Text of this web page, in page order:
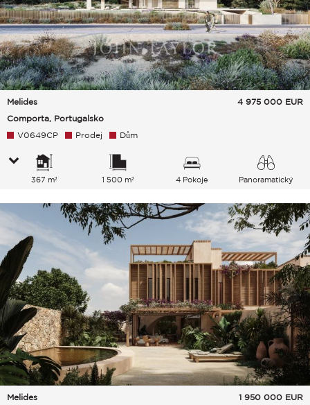
Melides
Comporta, Portugalsko
4 975 000 EUR
V0649CP Prodej Dům
367 m² 1 500 m² 4 Pokoje Panoramatický
Melides 1 950 000 EUR